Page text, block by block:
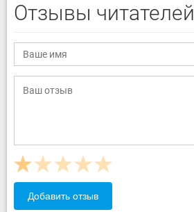
Отзывы читателей
Добавить отзыв